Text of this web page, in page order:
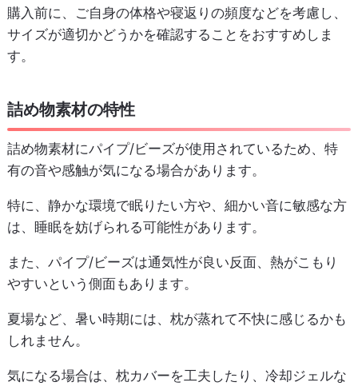
購入前に、ご自身の体格や寝返りの頻度などを考慮し、
サイズが適切かどうかを確認することをおすすめしま
す。
詰め物素材の特性
詰め物素材にパイプ/ビーズが使用されているため、特
有の音や感触が気になる場合があります。
特に、静かな環境で眠りたい方や、細かい音に敏感な方
は、睡眠を妨げられる可能性があります。
また、パイプ/ビーズは通気性が良い反面、熱がこもり
やすいという側面もあります。
夏場など、暑い時期には、枕が蒸れて不快に感じるかも
しれません。
気になる場合は、枕カバーを工夫したり、冷却ジェルな